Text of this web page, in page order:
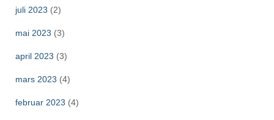
juli 2023 (2)
mai 2023 (3)
april 2023 (3)
mars 2023 (4)
februar 2023 (4)